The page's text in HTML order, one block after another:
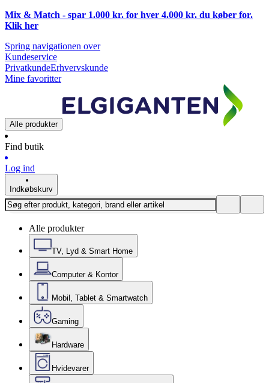
Mix & Match - spar 1.000 kr. for hver 4.000 kr. du køber for.
Klik her
Spring navigationen over
Kundeservice
PrivatkundeErhvervskunde
Mine favoritter
Alle produkter
Find butik
Log ind
Indkøbskurv
Alle produkter
TV, Lyd & Smart Home
Computer & Kontor
Mobil, Tablet & Smartwatch
Gaming
Hardware
Hvidevarer